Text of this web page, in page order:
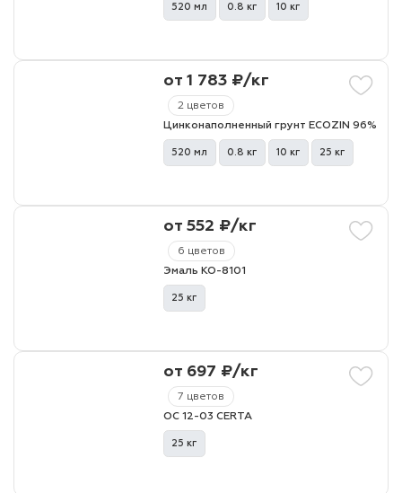
520 мл 0.8 кг 10 кг
2 цветов
от 1 783 ₽/кг
Цинконаполненный грунт ECOZIN 96%
520 мл 0.8 кг 10 кг 25 кг
6 цветов
от 552 ₽/кг
Эмаль КО-8101
25 кг
7 цветов
от 697 ₽/кг
ОС 12-03 CERTA
25 кг